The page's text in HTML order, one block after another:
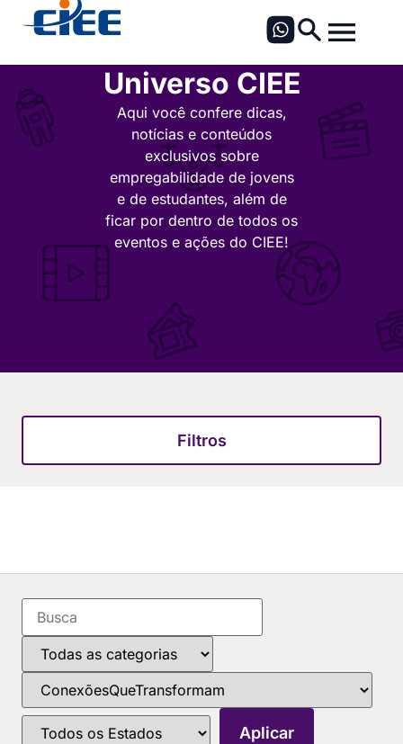
Universo CIEE
Aqui você confere dicas,
notícias e conteúdos
exclusivos sobre
empregabilidade de jovens
e de estudantes, além de
ficar por dentro de todos os
eventos e ações do CIEE!
Filtros